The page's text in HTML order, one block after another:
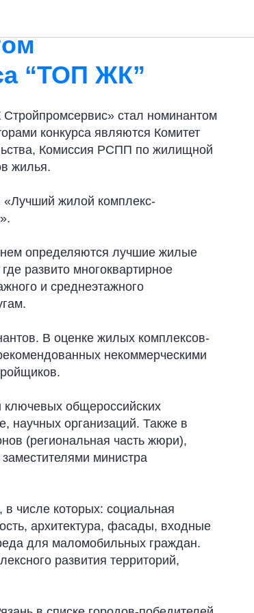
“ТОП ЖК”
стал номинантом
конкурса являются Комитет
Комиссия РСПП по жилищной
жилья.
«Лучший жилой комплекс-
определяются лучшие жилые
развито многоквартирное
и среднеэтажного
В оценке жилых комплексов-
некоммерческими
ключевых общероссийских
научных организаций. Также в
(региональная часть жюри),
министра
числе которых: социальная
архитектура, фасады, входные
для маломобильных граждан.
развития территорий,